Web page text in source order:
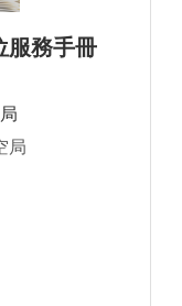
服務手冊
局